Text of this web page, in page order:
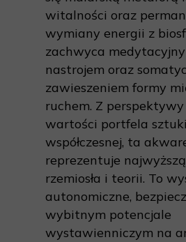
witalności oraz
wymiany energii z
zachwyca
nastrojem oraz
zawieszeniem formy
ruchem. Z
wartości portfela sztuki
współczesnej, ta
reprezentuje
rzemiosła i teorii. To
autonomiczne,
wybitnym potencjale
wystawienniczym na